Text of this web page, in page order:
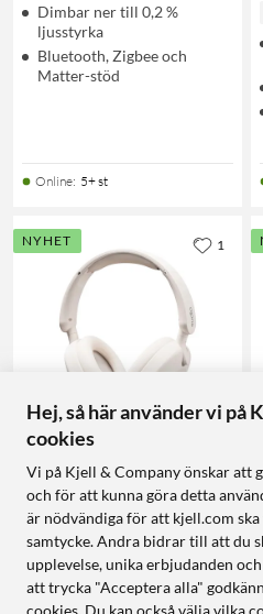
Dimbar ner till 0,2 %
ljusstyrka
Bluetooth, Zigbee och
Matter-stöd
Online: 5+ st
NYHET
Sudio
K2 trådlösa over-ear-
hörlurar Vit
5.0 (1)
799:-
Finns i 2 varianter
1
Hej, så här använder vi på
cookies
Vi på Kjell & Company önskar att
och för att kunna göra detta
är nödvändiga för att kjell.com
samtycke. Andra bidrar till att du
upplevelse, unika erbjudanden
att trycka "Acceptera alla"
cookies. Du kan också välja vilka